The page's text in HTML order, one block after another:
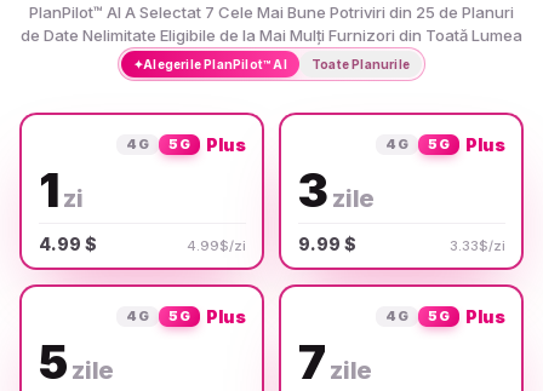
PlanPilot™ AI A Selectat 7 Cele Mai Bune Potriviri din 25 de Planuri
de Date Nelimitate Eligibile de la Mai Mulți Furnizori din Toată Lumea
✦Alegerile PlanPilot™ AI Toate Planurile
4G 5G Plus
1 zi
4.99 $ 4.99$/zi
4G 5G Plus
3 zile
9.99 $ 3.33$/zi
4G 5G Plus
5 zile
4G 5G Plus
7 zile